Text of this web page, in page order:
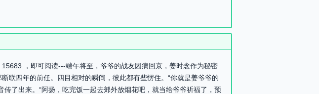
，即可阅读---端午将至，爷爷的战友因病回京，姜时念作为秘密
四年的前任。四目相对的瞬间，彼此都有些愣住。“你就是姜爷爷的
了出来。“阿扬，吃完饭一起去郊外放烟花吧，就当给爷爷祈福了，预